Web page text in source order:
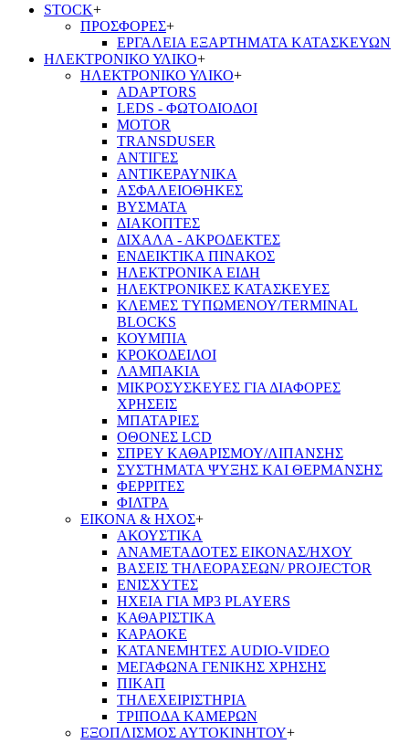
STOCK+
ΠΡΟΣΦΟΡΕΣ+
ΕΡΓΑΛΕΙΑ ΕΞΑΡΤΗΜΑΤΑ ΚΑΤΑΣΚΕΥΩΝ
ΗΛΕΚΤΡΟΝΙΚΟ ΥΛΙΚΟ+
ΗΛΕΚΤΡΟΝΙΚΟ ΥΛΙΚΟ+
ADAPTORS
LEDS - ΦΩΤΟΔΙΟΔΟΙ
MOTOR
TRANSDUSER
ΑΝΤΙΓΕΣ
ΑΝΤΙΚΕΡΑΥΝΙΚΑ
ΑΣΦΑΛΕΙΟΘΗΚΕΣ
ΒΥΣΜΑΤΑ
ΔΙΑΚΟΠΤΕΣ
ΔΙΧΑΛΑ - ΑΚΡΟΔΕΚΤΕΣ
ΕΝΔΕΙΚΤΙΚΑ ΠΙΝΑΚΟΣ
ΗΛΕΚΤΡΟΝΙΚΑ ΕΙΔΗ
ΗΛΕΚΤΡΟΝΙΚΕΣ ΚΑΤΑΣΚΕΥΕΣ
ΚΛΕΜΕΣ ΤΥΠΩΜΕΝΟΥ/TERMINAL
BLOCKS
ΚΟΥΜΠΙΑ
ΚΡΟΚΟΔΕΙΛΟΙ
ΛΑΜΠΑΚΙΑ
ΜΙΚΡΟΣΥΣΚΕΥΕΣ ΓΙΑ ΔΙΑΦΟΡΕΣ
ΧΡΗΣΕΙΣ
ΜΠΑΤΑΡΙΕΣ
ΟΘΟΝΕΣ LCD
ΣΠΡΕΥ ΚΑΘΑΡΙΣΜΟΥ/ΛΙΠΑΝΣΗΣ
ΣΥΣΤΗΜΑΤΑ ΨΥΞΗΣ ΚΑΙ ΘΕΡΜΑΝΣΗΣ
ΦΕΡΡΙΤΕΣ
ΦΙΛΤΡΑ
ΕΙΚΟΝΑ & ΗΧΟΣ+
ΑΚΟΥΣΤΙΚΑ
ΑΝΑΜΕΤΑΔΟΤΕΣ ΕΙΚΟΝΑΣ/ΗΧΟΥ
ΒΑΣΕΙΣ ΤΗΛΕOΡΑΣΕΩΝ/ PROJECTOR
ΕΝΙΣΧΥΤΕΣ
ΗΧΕΙΑ ΓΙΑ MP3 PLAYERS
ΚΑΘΑΡΙΣΤΙΚΑ
ΚΑΡΑΟΚΕ
ΚΑΤΑΝΕΜΗΤΕΣ AUDIO-VIDEO
ΜΕΓΑΦΩΝΑ ΓΕΝΙΚΗΣ ΧΡΗΣΗΣ
ΠΙΚΑΠ
ΤΗΛΕΧΕΙΡΙΣΤΗΡΙΑ
ΤΡΙΠΟΔΑ ΚΑΜΕΡΩΝ
ΕΞΟΠΛΙΣΜΟΣ ΑΥΤΟΚΙΝΗΤΟΥ+